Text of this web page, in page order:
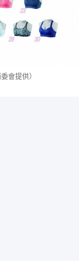
會提供）